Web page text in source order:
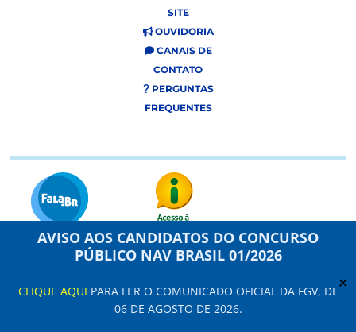
AVISO AOS CANDIDATOS DO CONCURSO
PÚBLICO NAV BRASIL 01/2026
CLIQUE AQUI PARA LER O COMUNICADO OFICIAL DA FGV, DE
06 DE AGOSTO DE 2026.
✕
SITE
OUVIDORIA
CANAIS DE
CONTATO
PERGUNTAS
FREQUENTES
Este site usa cookies e dados pessoais de acordo com os nossos Termos de
Configuração de Cookies